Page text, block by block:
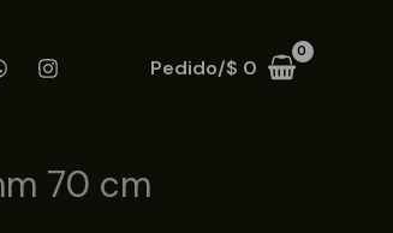
Pedido/$ 0
70 cm